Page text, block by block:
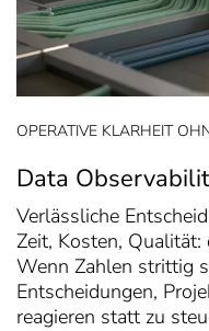
OPERATIVE KLARHEIT
Data
Verlässliche
Zeit, Kosten, Qualität:
Wenn Zahlen strittig
Entscheidungen,
reagieren statt zu